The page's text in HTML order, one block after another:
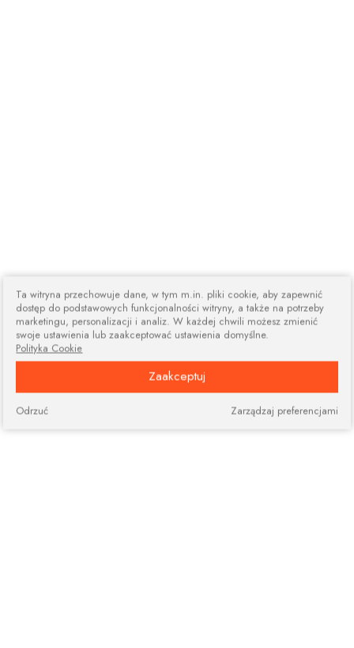
Ta witryna przechowuje dane, w tym m.in. pliki cookie, aby zapewnić
dostęp do podstawowych funkcjonalności witryny, a także na potrzeby
marketingu, personalizacji i analiz. W każdej chwili możesz zmienić
swoje ustawienia lub zaakceptować ustawienia domyślne.
Polityka Cookie
Zaakceptuj
Zarządzaj preferencjami
Odrzuć